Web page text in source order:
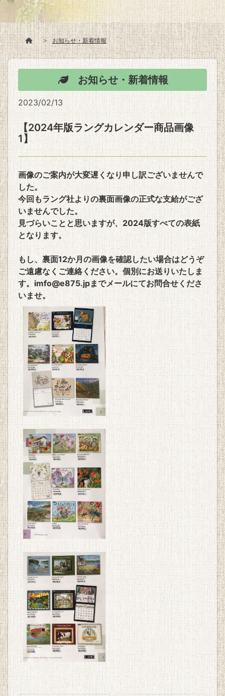
お知らせ・新着情報
お知らせ・新着情報
2023/02/13
【2024年版ラングカレンダー商品画像
1】
画像のご案内が大変遅くなり申し訳ございませんで
した。
今回もラング社よりの裏面画像の正式な支給がござ
いませんでした。
見づらいことと思いますが、2024版すべての表紙
となります。
もし、裏面12か月の画像を確認したい場合はどうぞ
ご遠慮なくご連絡ください。個別にお送りいたしま
す。imfo@e875.jpまでメールにてお問合せくださ
いませ。